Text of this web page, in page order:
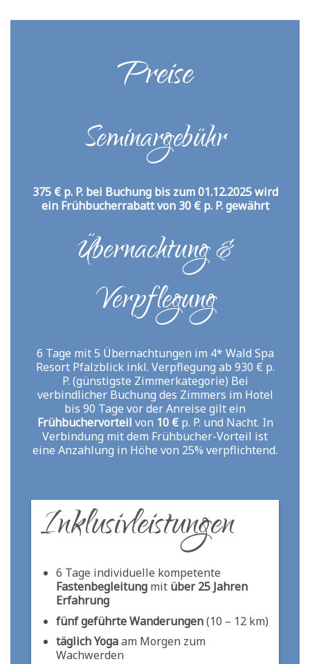
Preise
Seminargebühr
375 € p. P. bei Buchung bis zum 01.12.2025 wird
ein Frühbucherrabatt von 30 € p. P. gewährt
Übernachtung &
Verpflegung
6 Tage mit 5 Übernachtungen im 4* Wald Spa
Resort Pfalzblick inkl. Verpflegung ab 930 € p.
P. (günstigste Zimmerkategorie) Bei
verbindlicher Buchung des Zimmers im Hotel
bis 90 Tage vor der Anreise gilt ein
Frühbuchervorteil von 10 €p. P. und Nacht. In
Verbindung mit dem Frühbucher-Vorteil ist
eine Anzahlung in Höhe von 25% verpflichtend.
Inklusivleistungen
6 Tage individuelle kompetente
Fastenbegleitungmit über 25 Jahren
Erfahrung
fünf geführte Wanderungen(10 – 12 km)
täglich Yogaam Morgen zum
Wachwerden